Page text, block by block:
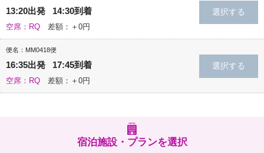
13:20出発 14:30到着
空席：RQ 差額：＋0円
便名：MM0418便
16:35出発 17:45到着
空席：RQ 差額：＋0円
宿泊施設・プランを選択